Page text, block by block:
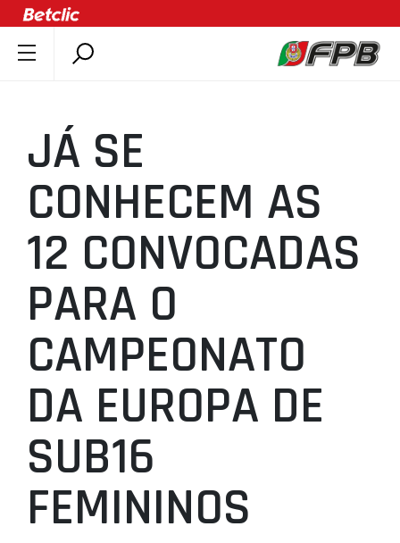
DOCUMENTOS
ÚLTIMAS
COMPETIÇÕES
ASSOCIAÇÕES
CLUBES
AGENTES
AGENDA
SELEÇÕES
MINIBASQUETE
ÁREA TÉCNICA
PROJETOS
LIGA BETCLIC MASCULINA
LIGA BETCLIC FEMININA
JÁ SE
CONHECEM AS
12 CONVOCADAS
PARA O
CAMPEONATO
DA EUROPA DE
SUB16
FEMININOS